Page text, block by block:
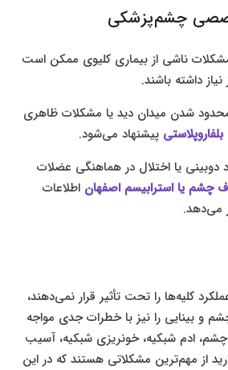
چشم‌پزشکی
مشکلات ناشی از بیماری کلیوی ممکن است
داشته باشند.
شدن میدان دید یا مشکلات ظاهری
بلفاروپلاستی پیشنهاد می‌شود.
یا اختلال در هماهنگی عضلات
چشم یا استرابیسم اصفهان اطلاعات
می‌دهد.
کلیه‌ها را تحت تأثیر قرار نمی‌دهند،
و بینایی را نیز با خطرات جدی مواجه
چشم، ادم شبکیه، خونریزی شبکیه، آسیب
از مهم‌ترین مشکلاتی هستند که در این